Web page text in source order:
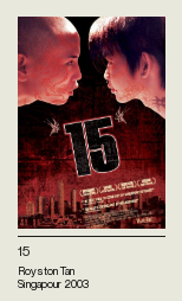
15
Royston Tan
Singapour 2003